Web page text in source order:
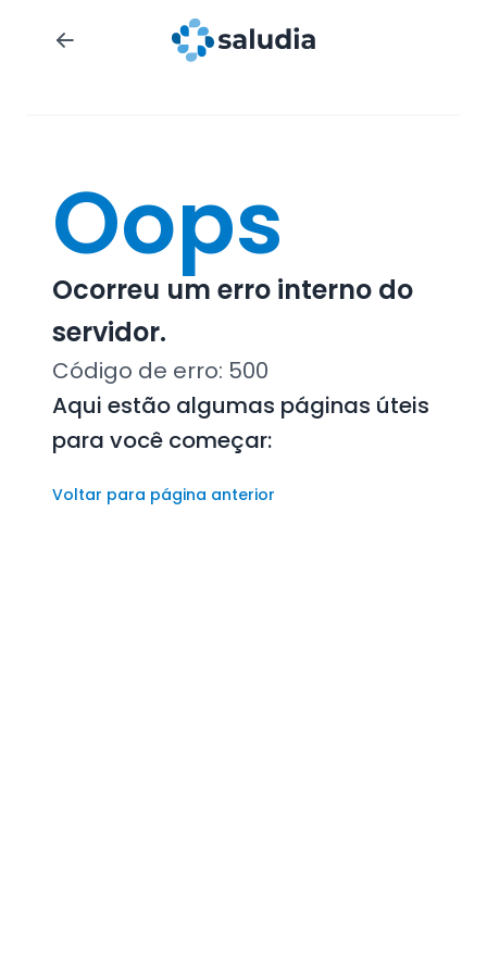
Oops
Ocorreu um erro interno do
servidor.
Código de erro: 500
Aqui estão algumas páginas úteis
para você começar:
Voltar para página anterior